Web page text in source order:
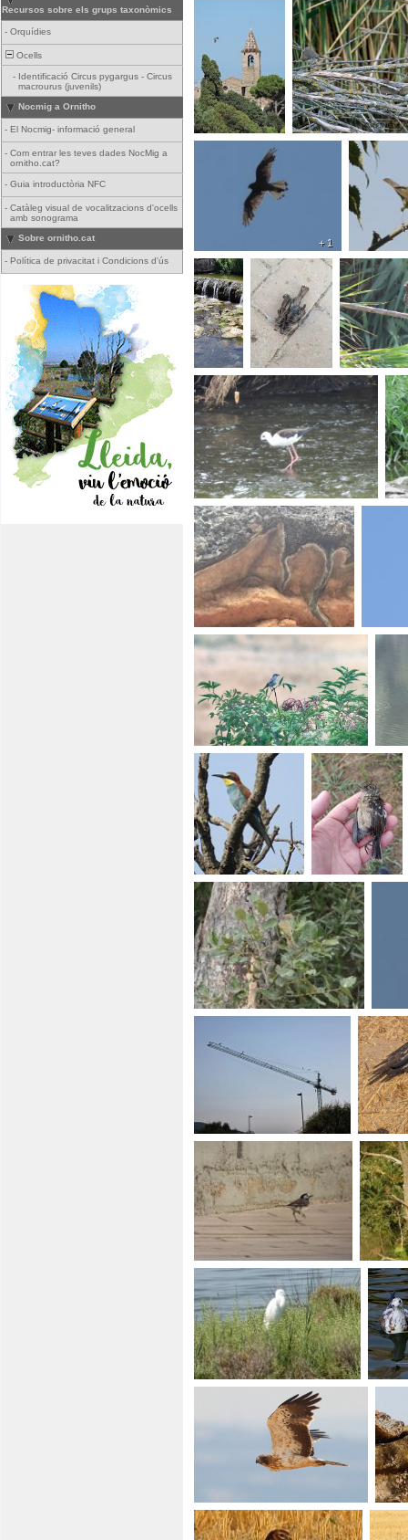
Recursos sobre els grups taxonòmics
- Orquídies
Ocells
- Identificació Circus pygargus - Circus
macrourus (juvenils)
Nocmig a Ornitho
- El Nocmig- informació general
- Com entrar les teves dades NocMig a
ornitho.cat?
- Guia introductòria NFC
- Catàleg visual de vocalitzacions d'ocells
amb sonograma
Sobre ornitho.cat
- Política de privacitat i Condicions d'ús
+ 1